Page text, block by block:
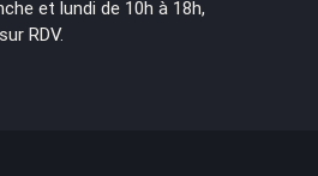
et lundi de 10h à 18h,
RDV.